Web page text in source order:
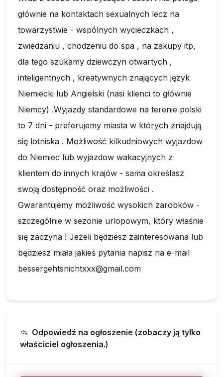
głównie na kontaktach sexualnych lecz na
towarzystwie - wspólnych wycieczkach ,
zwiedzaniu , chodzeniu do spa , na zakupy itp,
dla tego szukamy dziewczyn otwartych ,
inteligentnych , kreatywnych znających język
Niemiecki lub Angielski (nasi klienci to głównie
Niemcy) .Wyjazdy standardowe na terenie polski
to 7 dni - preferujemy miasta w których znajdują
się lotniska . Możliwość kilkudniowych wyjazdow
do Niemiec lub wyjazdow wakacyjnych z
klientem do innych krajów - sama określasz
swoją dostępność oraz możliwości .
Gwarantujemy możliwość wysokich zarobków -
szczególnie w sezonie urlopowym, który właśnie
się zaczyna ! Jeżeli będziesz zainteresowana lub
będziesz miała jakieś pytania napisz na e-mail
bessergehtsnichtxxx@gmail.com
Odpowiedź na ogłoszenie (zobaczy ją tylko
właściciel ogłoszenia.)